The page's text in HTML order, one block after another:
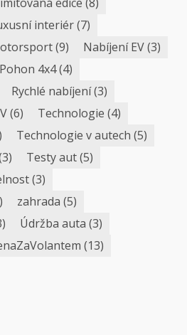
edice (8)
interiér(7)
(9) Nabíjení EV(3)
Pohon 4x4(4)
Rychlé nabíjení(3)
(6) Technologie (4)
Technologie v autech (5)
Testy aut(5)
(3)
zahrada (5)
Údržba auta (3)
(13)